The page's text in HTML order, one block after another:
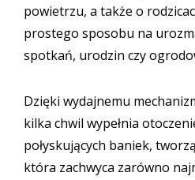
powietrzu, a także o
prostego sposobu na
spotkań, urodzin czy
Dzięki wydajnemu
kilka chwil wypełnia
połyskujących baniek,
która zachwyca zarówno